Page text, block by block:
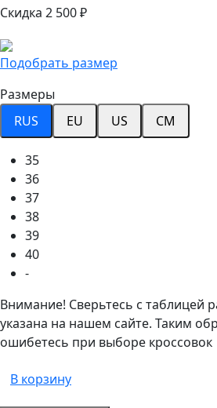
Скидка 2 500 ₽
Подобрать размер
Размеры
RUS
EU US CM
35
36
37
38
39
40
-
Внимание! Сверьтесь с таблицей
указана на нашем сайте. Таким
ошибетесь при выборе кроссовок
В корзину